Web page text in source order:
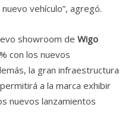
vehículo”, agregó.
showroom de Wigo
con los nuevos
la gran infraestructura
a la marca exhibir
nuevos lanzamientos